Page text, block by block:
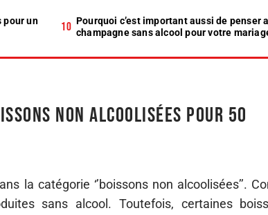
pour un
Pourquoi c’est important aussi de penser
champagne sans alcool pour votre
non alcoolisées pour 50
la catégorie ‘’boissons non alcoolisées’’.
sans alcool. Toutefois, certaines